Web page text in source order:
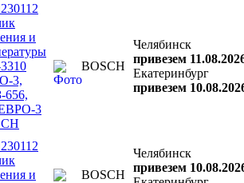
и
3,
3
BOSCH
Челябинск
привезем
Екатеринбург
привезем
и
BOSCH
Челябинск
привезем